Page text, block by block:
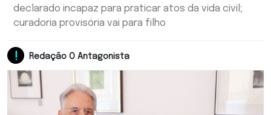
declarado incapaz para praticar atos da vida civil;
curadoria provisória vai para filho
Redação O Antagonista